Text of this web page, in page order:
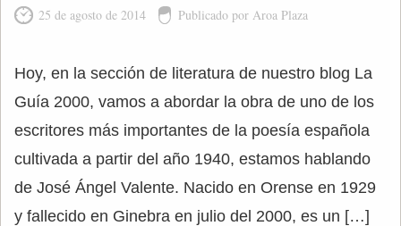
25 de agosto de 2014 Publicado por Aroa Plaza
Hoy, en la sección de literatura de nuestro blog La
Guía 2000, vamos a abordar la obra de uno de los
escritores más importantes de la poesía española
cultivada a partir del año 1940, estamos hablando
de José Ángel Valente. Nacido en Orense en 1929
y fallecido en Ginebra en julio del 2000, es un […]